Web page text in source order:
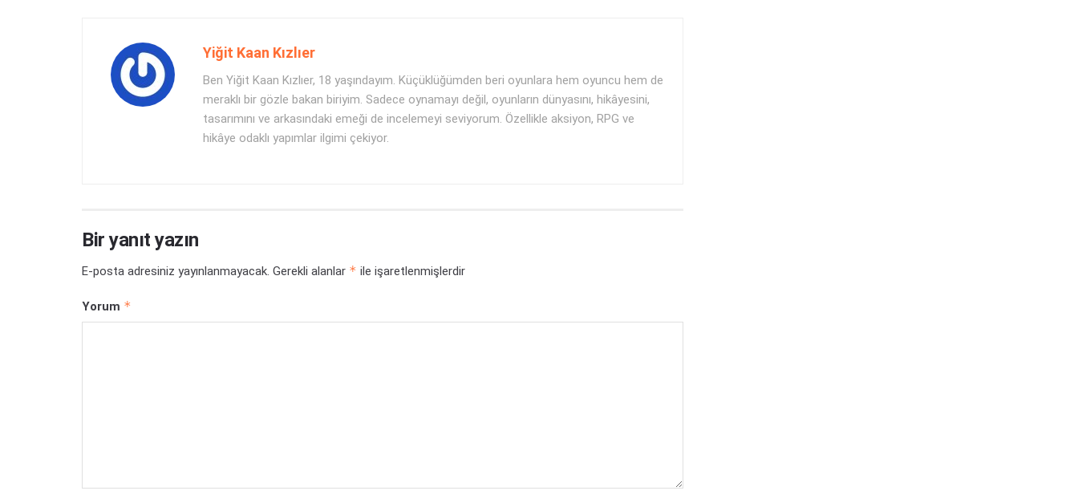
Yiğit Kaan Kızlıer
Ben Yiğit Kaan Kızlıer, 18 yaşındayım. Küçüklüğümden beri oyunlara hem oyuncu hem de
meraklı bir gözle bakan biriyim. Sadece oynamayı değil, oyunların dünyasını, hikâyesini,
tasarımını ve arkasındaki emeği de incelemeyi seviyorum. Özellikle aksiyon, RPG ve
hikâye odaklı yapımlar ilgimi çekiyor.
Bir yanıt yazın
E-posta adresiniz yayınlanmayacak. Gerekli alanlar * ile işaretlenmişlerdir
Yorum *